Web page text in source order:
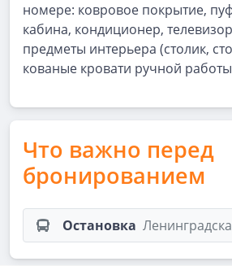
номере: ковровое покрытие,
кабина, кондиционер,
предметы интерьера (столик,
кованые кровати ручной
Что важно перед
бронированием
Остановка